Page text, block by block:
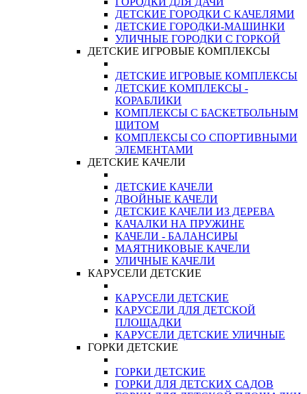
ДЕТСКИЕ ГОРОДКИ С КАЧЕЛЯМИ
ДЕТСКИЕ ГОРОДКИ-МАШИНКИ
УЛИЧНЫЕ ГОРОДКИ С ГОРКОЙ
ДЕТСКИЕ ИГРОВЫЕ КОМПЛЕКСЫ
ДЕТСКИЕ ИГРОВЫЕ КОМПЛЕКСЫ
ДЕТСКИЕ КОМПЛЕКСЫ -
КОРАБЛИКИ
КОМПЛЕКСЫ С БАСКЕТБОЛЬНЫМ
ЩИТОМ
КОМПЛЕКСЫ СО СПОРТИВНЫМИ
ЭЛЕМЕНТАМИ
ДЕТСКИЕ КАЧЕЛИ
ДЕТСКИЕ КАЧЕЛИ
ДВОЙНЫЕ КАЧЕЛИ
ДЕТСКИЕ КАЧЕЛИ ИЗ ДЕРЕВА
КАЧАЛКИ НА ПРУЖИНЕ
КАЧЕЛИ - БАЛАНСИРЫ
МАЯТНИКОВЫЕ КАЧЕЛИ
УЛИЧНЫЕ КАЧЕЛИ
КАРУСЕЛИ ДЕТСКИЕ
КАРУСЕЛИ ДЕТСКИЕ
КАРУСЕЛИ ДЛЯ ДЕТСКОЙ
ПЛОЩАДКИ
КАРУСЕЛИ ДЕТСКИЕ УЛИЧНЫЕ
ГОРКИ ДЕТСКИЕ
ГОРКИ ДЕТСКИЕ
ГОРКИ ДЛЯ ДЕТСКИХ САДОВ